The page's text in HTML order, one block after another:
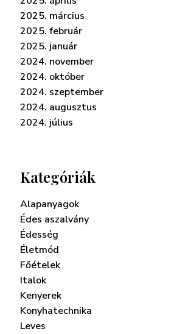
2025. március
2025. február
2025. január
2024. november
2024. október
2024. szeptember
2024. augusztus
2024. július
Kategóriák
Alapanyagok
Édes aszalvány
Édesség
Életmód
Főételek
Italok
Kenyerek
Konyhatechnika
Leves